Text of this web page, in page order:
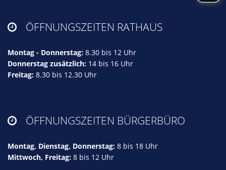
 ÖFFNUNGSZEITEN RATHAUS
Montag - Donnerstag: 8.30 bis 12 Uhr
Donnerstag zusätzlich: 14 bis 16 Uhr
Freitag: 8.30 bis 12.30 Uhr
 ÖFFNUNGSZEITEN BÜRGERBÜRO
Montag, Dienstag, Donnerstag: 8 bis 18 Uhr
Mittwoch, Freitag: 8 bis 12 Uhr